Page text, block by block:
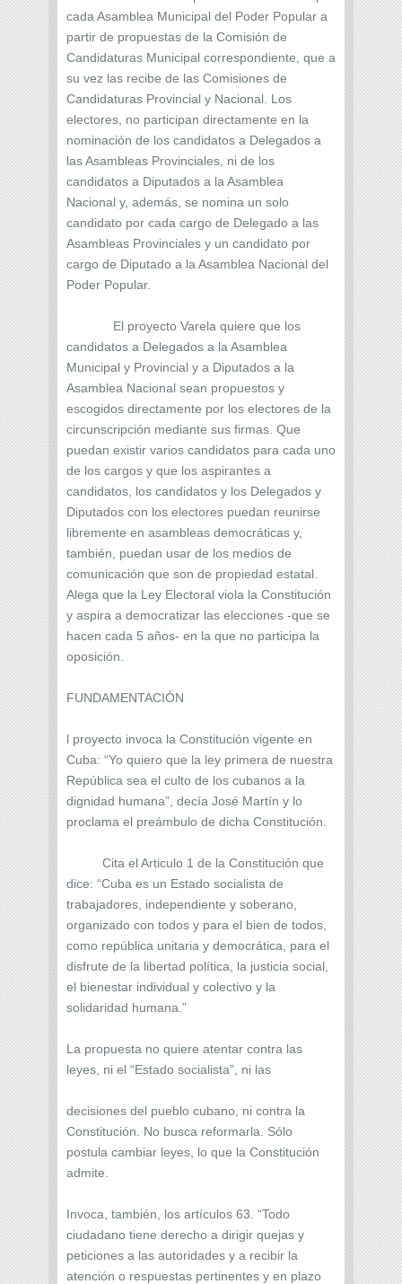
cada Asamblea Municipal del Poder Popular a
partir de propuestas de la Comisión de
Candidaturas Municipal correspondiente, que a
su vez las recibe de las Comisiones de
Candidaturas Provincial y Nacional. Los
electores, no participan directamente en la
nominación de los candidatos a Delegados a
las Asambleas Provinciales, ni de los
candidatos a Diputados a la Asamblea
Nacional y, además, se nomina un solo
candidato por cada cargo de Delegado a las
Asambleas Provinciales y un candidato por
cargo de Diputado a la Asamblea Nacional del
Poder Popular.
El proyecto Varela quiere que los
candidatos a Delegados a la Asamblea
Municipal y Provincial y a Diputados a la
Asamblea Nacional sean propuestos y
escogidos directamente por los electores de la
circunscripción mediante sus firmas. Que
puedan existir varios candidatos para cada uno
de los cargos y que los aspirantes a
candidatos, los candidatos y los Delegados y
Diputados con los electores puedan reunirse
libremente en asambleas democráticas y,
también, puedan usar de los medios de
comunicación que son de propiedad estatal.
Alega que la Ley Electoral viola la Constitución
y aspira a democratizar las elecciones -que se
hacen cada 5 años- en la que no participa la
oposición.
FUNDAMENTACIÓN
l proyecto invoca la Constitución vigente en
Cuba: “Yo quiero que la ley primera de nuestra
República sea el culto de los cubanos a la
dignidad humana”, decía José Martín y lo
proclama el preámbulo de dicha Constitución.
Cita el Articulo 1 de la Constitución que
dice: “Cuba es un Estado socialista de
trabajadores, independiente y soberano,
organizado con todos y para el bien de todos,
como república unitaria y democrática, para el
disfrute de la libertad política, la justicia social,
el bienestar individual y colectivo y la
solidaridad humana.”
La propuesta no quiere atentar contra las
leyes, ni el “Estado socialista”, ni las
decisiones del pueblo cubano, ni contra la
Constitución. No busca reformarla. Sólo
postula cambiar leyes, lo que la Constitución
admite.
Invoca, también, los artículos 63. “Todo
ciudadano tiene derecho a dirigir quejas y
peticiones a las autoridades y a recibir la
atención o respuestas pertinentes y en plazo